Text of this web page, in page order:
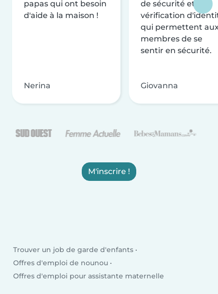
papas qui ont besoin
d'aide à la maison !
Nerina
de sécurité et de
vérification
qui permettent
membres de se
sentir en sécurité.
Giovanna
M'inscrire !
Trouver un job de garde d'enfants
Offres d'emploi de nounou
Offres d'emploi pour assistante maternelle